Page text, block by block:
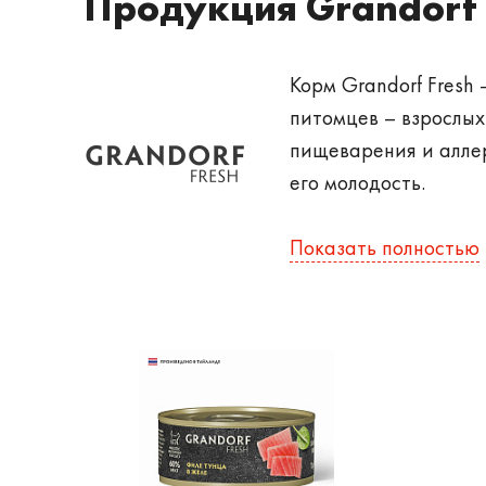
Корм Grandorf Fresh
питомцев –
пищеварения и
его молодость.
подходящий
Корм Грандорф
- Основа из свежего
Показать полностью